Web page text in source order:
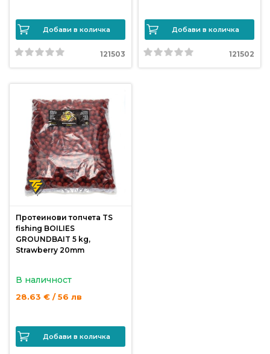
Къмпинг
Изкуствени
примамки
Монтажи
поводи
Плувки
за
Комплекти
риболов
Добави в количка
121503
Добави в количка
121502
Протеинови топчета TS
fishing BOILIES
GROUNDBAIT 5 kg,
Strawberry 20mm
В наличност
28.63 € / 56 лв
Добави в количка